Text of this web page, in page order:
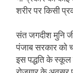
शरीर पर किसी
संत जगदीश मुनि
पंजाब सरकार को
इस पद्धति के स्कूल